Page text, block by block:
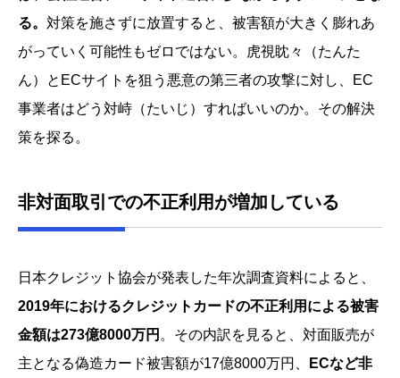
る。 対策を施さずに放置すると、被害額が大きく膨れあ
がっていく可能性もゼロではない。虎視眈々（たんた
ん）とECサイトを狙う悪意の第三者の攻撃に対し、EC
事業者はどう対峙（たいじ）すればいいのか。その解決
策を探る。
非対面取引での不正利用が増加している
日本クレジット協会が発表した年次調査資料によると、
2019年におけるクレジットカードの不正利用による被害
金額は273億8000万円 。その内訳を見ると、対面販売が
主となる偽造カード被害額が17億8000万円、
ECなど非